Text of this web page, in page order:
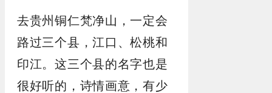
去贵州铜仁梵净山，一定会
路过三个县，江口、松桃和
印江。这三个县的名字也是
很好听的，诗情画意，有少